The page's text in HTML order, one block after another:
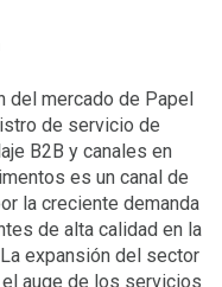
del mercado de Papel
de servicio de
B2B y canales en
es un canal de
la creciente demanda
de alta calidad en la
expansión del sector
auge de los servicios